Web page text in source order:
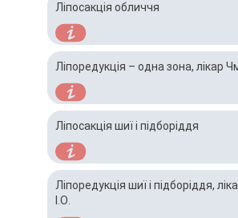
Ліпосакція обличчя
Ліпоредукція – одна зона, лікар
Ліпосакція шиї і підборіддя
Ліпоредукція шиї і підборіддя,
І.О.